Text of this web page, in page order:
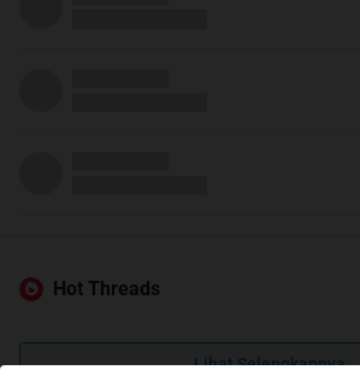
Hot Threads
Lihat Selengkapnya